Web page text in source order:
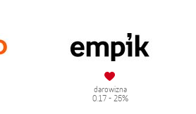
darowizna
0.17 - 25%